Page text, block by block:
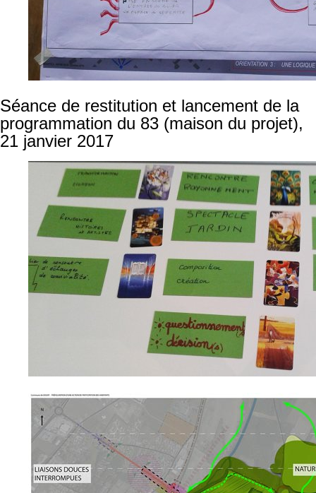
Séance de restitution et lancement de la
programmation du 83 (maison du projet),
21 janvier 2017